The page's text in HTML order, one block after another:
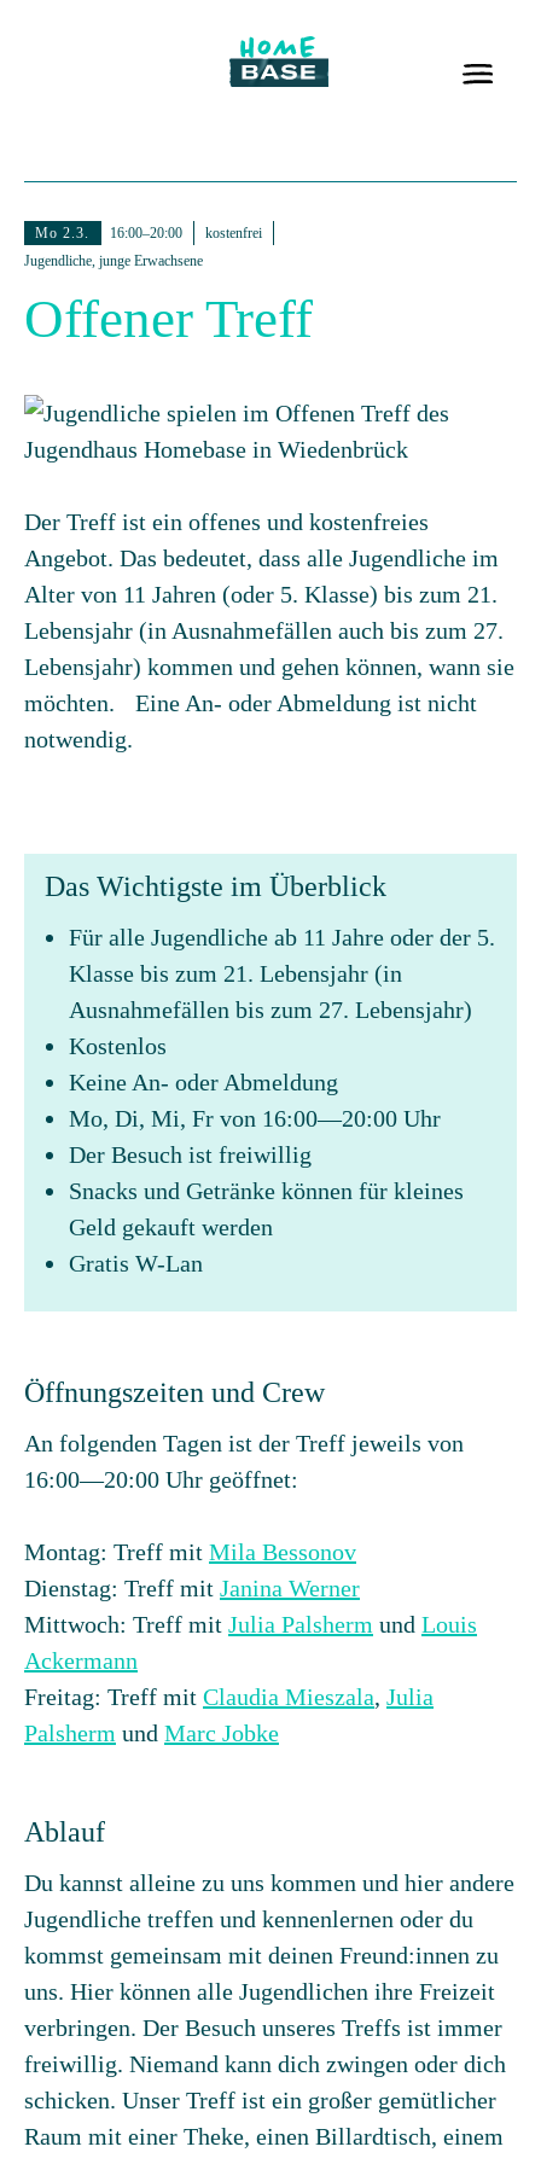
Mo 2.3. 16:00–20:00
kostenfrei
Jugendliche, junge Erwachsene
Offener Treff
Der Treff ist ein offenes und kostenfreies
Angebot. Das bedeutet, dass alle Jugendliche im
Alter von 11 Jahren (oder 5. Klasse) bis zum 21.
Lebensjahr (in Ausnahmefällen auch bis zum 27.
Lebensjahr) kommen und gehen können, wann sie
möchten. Eine An- oder Abmeldung ist nicht
notwendig.
Das Wichtigste im Überblick
Für alle Jugendliche ab 11 Jahre oder der 5.
Klasse bis zum 21. Lebensjahr (in
Ausnahmefällen bis zum 27. Lebensjahr)
Kostenlos
Keine An- oder Abmeldung
Mo, Di, Mi, Fr von 16:00—20:00 Uhr
Der Besuch ist freiwillig
Snacks und Getränke können für kleines
Geld gekauft werden
Gratis W-Lan
Öffnungszeiten und Crew
An folgenden Tagen ist der Treff jeweils von
16:00—20:00 Uhr geöffnet:
Montag: Treff mit Mila Bessonov
Dienstag: Treff mit Janina Werner
Mittwoch: Treff mit Julia Palsherm und Louis
Ackermann
Freitag: Treff mit Claudia Mieszala, Julia
Palsherm und Marc Jobke
Ablauf
Du kannst alleine zu uns kommen und hier andere
Jugendliche treffen und kennenlernen oder du
kommst gemeinsam mit deinen Freund:innen zu
uns. Hier können alle Jugendlichen ihre Freizeit
verbringen. Der Besuch unseres Treffs ist immer
freiwillig. Niemand kann dich zwingen oder dich
schicken. Unser Treff ist ein großer gemütlicher
Raum mit einer Theke, einen Billardtisch, einem